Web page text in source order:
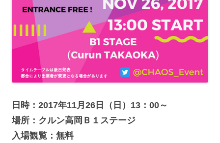
日時：2017年11月26日（日）13：00～
場所：クルン高岡Ｂ１ステージ
入場観覧：無料